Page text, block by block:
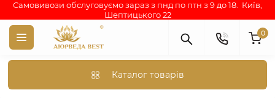
Самовивози обслуговуємо зараз з пнд по птн з 9 до 18. Київ,
Шептицького 22
0
Каталог товарів
Bio costus cream (50gm) biotique, біо костус крем для ніг і